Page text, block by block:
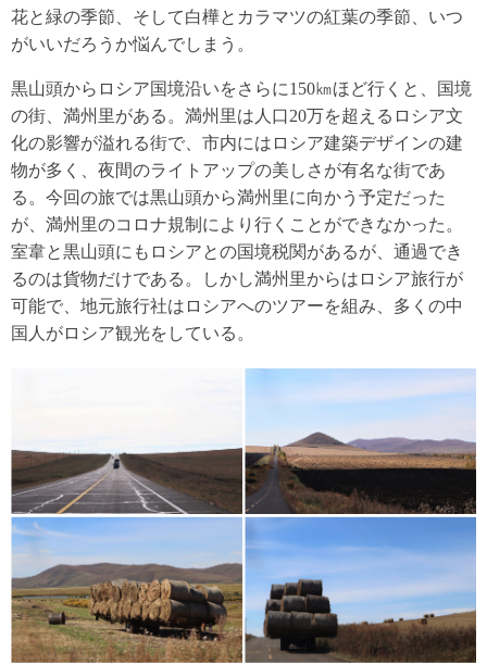
花と緑の季節、そして白樺とカラマツの紅葉の季節、いつ
がいいだろうか悩んでしまう。
黒山頭からロシア国境沿いをさらに150㎞ほど行くと、国境
の街、満州里がある。満州里は人口20万を超えるロシア文
化の影響が溢れる街で、市内にはロシア建築デザインの建
物が多く、夜間のライトアップの美しさが有名な街であ
る。今回の旅では黒山頭から満州里に向かう予定だった
が、満州里のコロナ規制により行くことができなかった。
室韋と黒山頭にもロシアとの国境税関があるが、通過でき
るのは貨物だけである。しかし満州里からはロシア旅行が
可能で、地元旅行社はロシアへのツアーを組み、多くの中
国人がロシア観光をしている。